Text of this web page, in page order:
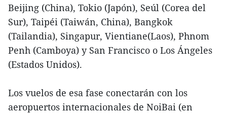
Beijing (China), Tokio (Japón), Seúl (Corea del
Sur), Taipéi (Taiwán, China), Bangkok
(Tailandia), Singapur, Vientiane(Laos), Phnom
Penh (Camboya) y San Francisco o Los Ángeles
(Estados Unidos).
Los vuelos de esa fase conectarán con los
aeropuertos internacionales de NoiBai (en